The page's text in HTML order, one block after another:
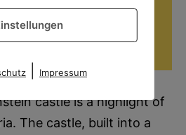
castle is a highlight of
The castle, built into a
| Impressum